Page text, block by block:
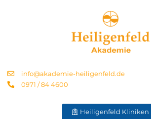
info@akademie-heiligenfeld.de
0971 / 84 4600
Heiligenfeld Kliniken